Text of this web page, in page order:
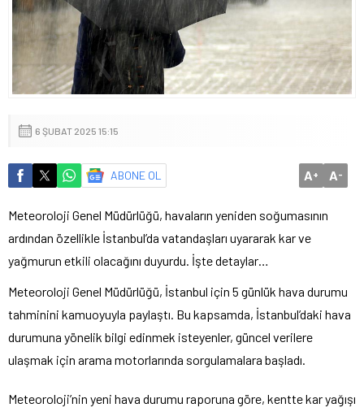
6 ŞUBAT 2025 15:15
ABONE OL A+ A-
Meteoroloji Genel Müdürlüğü, havaların yeniden soğumasının
ardından özellikle İstanbul’da vatandaşları uyararak kar ve
yağmurun etkili olacağını duyurdu. İşte detaylar…
Meteoroloji Genel Müdürlüğü, İstanbul için 5 günlük hava durumu
tahminini kamuoyuyla paylaştı. Bu kapsamda, İstanbul’daki hava
durumuna yönelik bilgi edinmek isteyenler, güncel verilere
ulaşmak için arama motorlarında sorgulamalara başladı.
Meteoroloji’nin yeni hava durumu raporuna göre, kentte kar yağışı